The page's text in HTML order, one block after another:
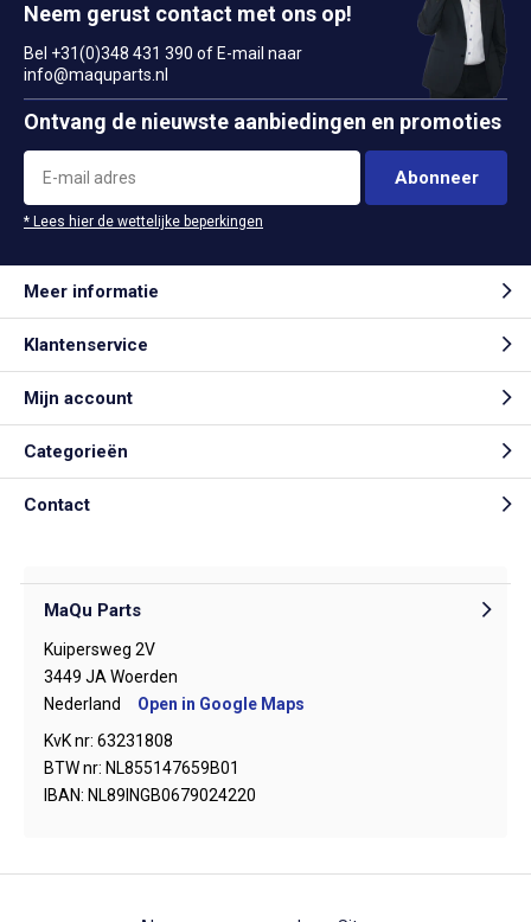
Neem gerust contact met ons op!
Bel +31(0)348 431 390 of E-mail naar
info@maquparts.nl
Ontvang de nieuwste aanbiedingen en promoties
Abonneer
* Lees hier de wettelijke beperkingen
Meer informatie
Klantenservice
Mijn account
Categorieën
Contact
MaQu Parts
Kuipersweg 2V
3449 JA Woerden
Nederland
Open in Google Maps
KvK nr: 63231808
BTW nr: NL855147659B01
IBAN: NL89INGB0679024220